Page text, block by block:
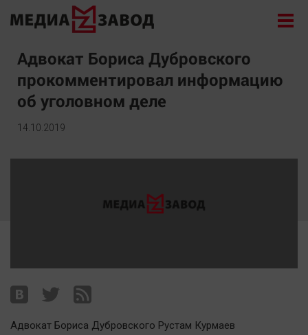
Новости
Экономика
Происшествия
Общество
Архив
Наша победа
Адвокат Бориса Дубровского
прокомментировал информацию
об уголовном деле
14.10.2019
Адвокат Бориса Дубровского Рустам Курмаев